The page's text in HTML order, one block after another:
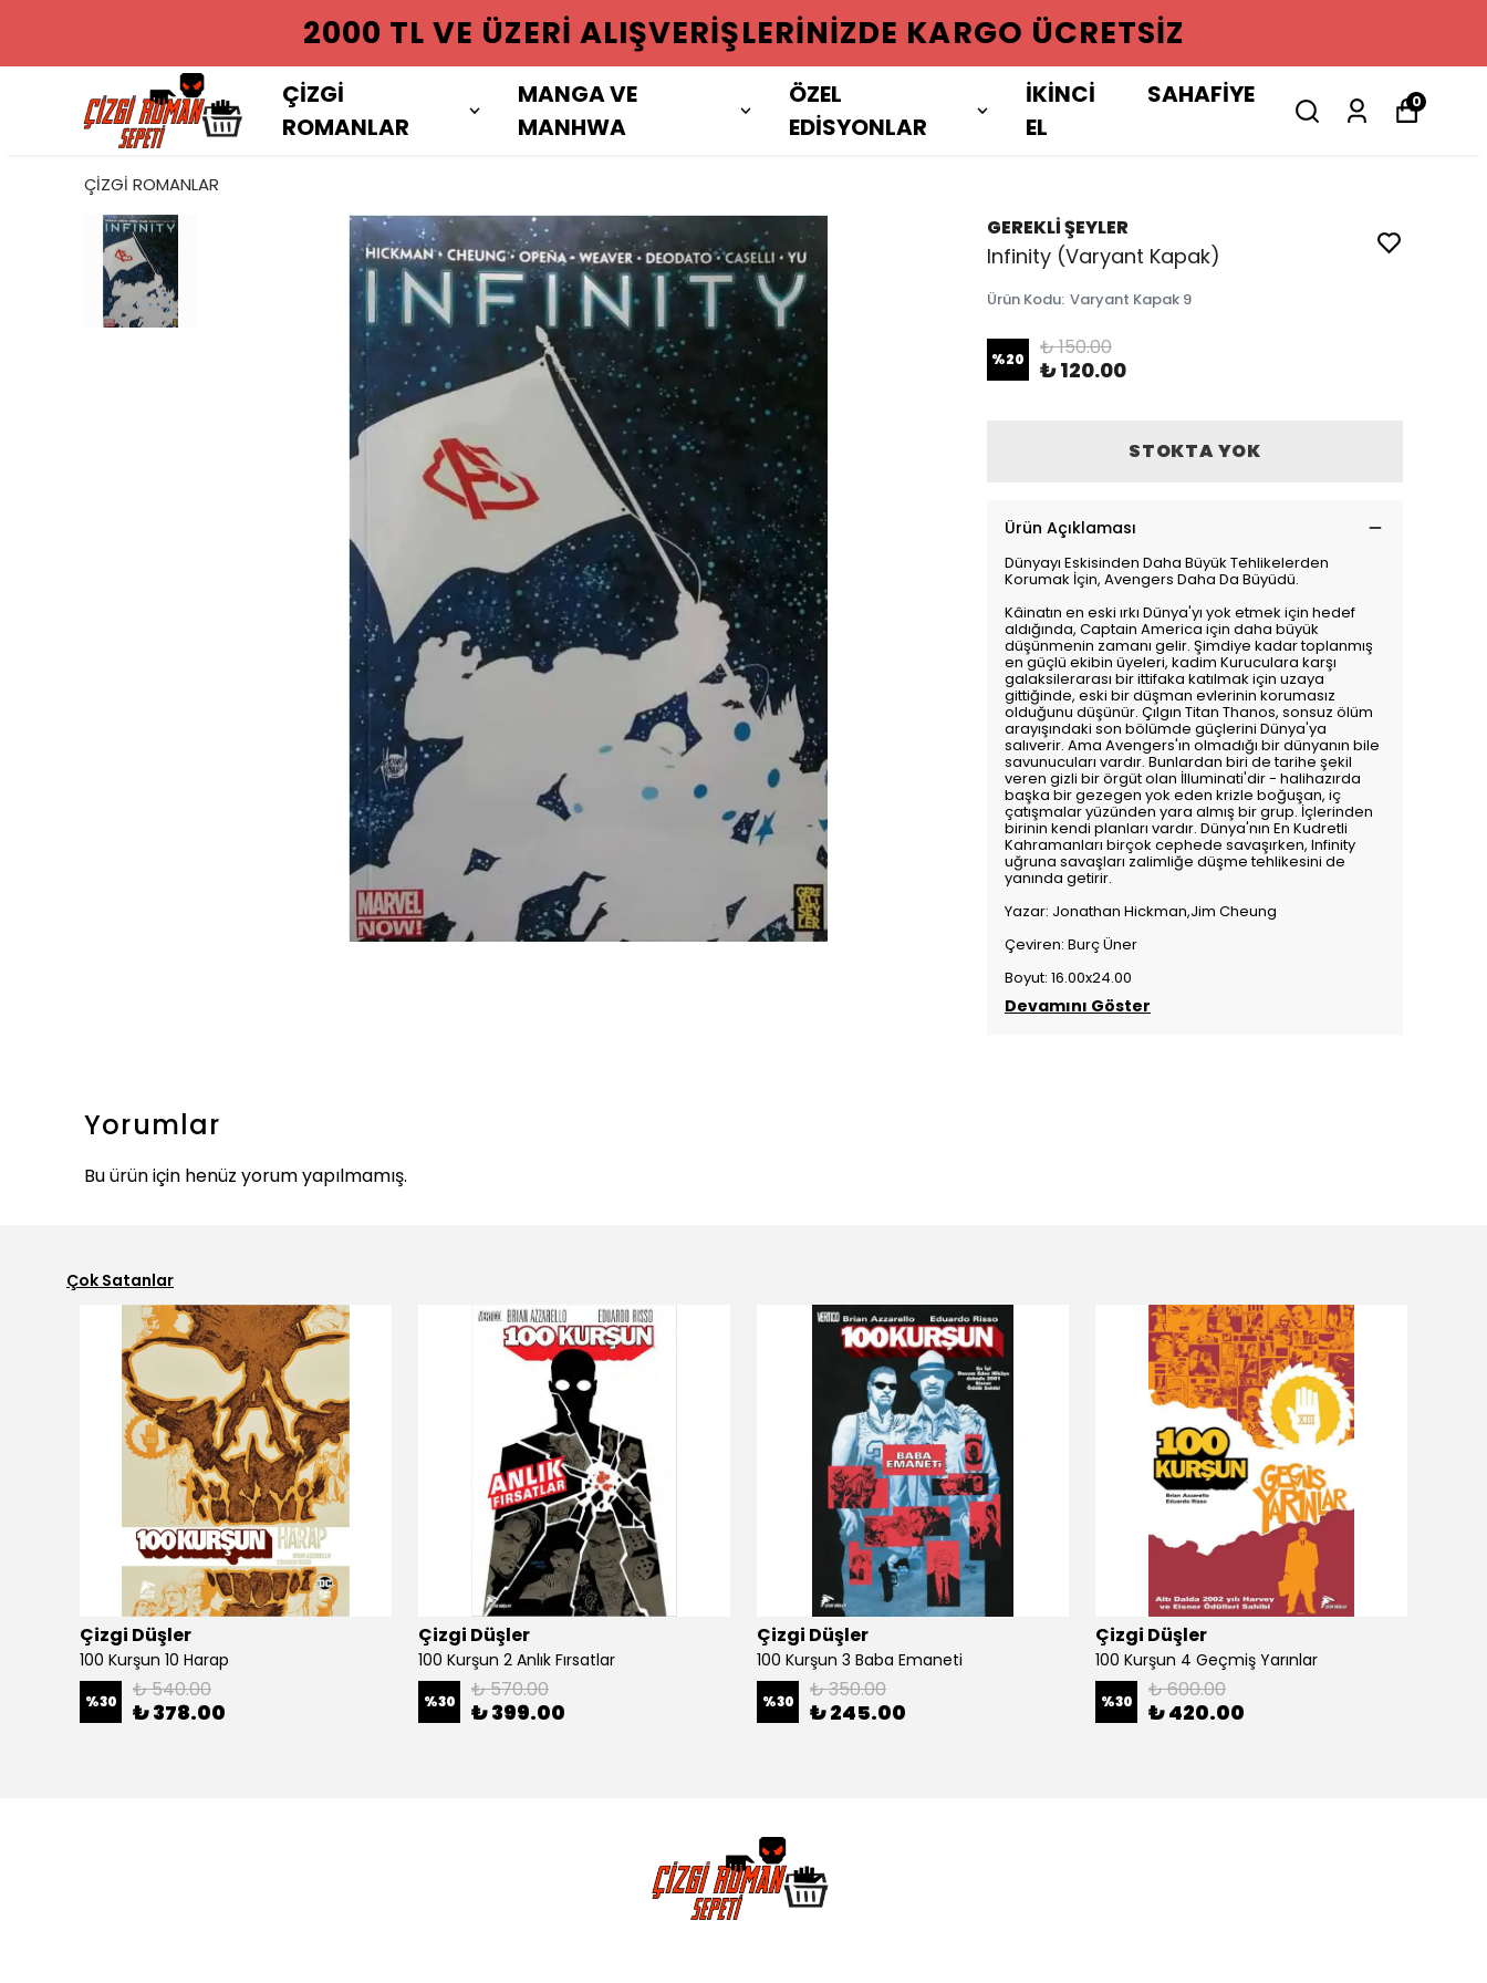
2000 TL VE ÜZERI ALIŞVERIŞLERINIZDE KARGO ÜCRETSIZ
ÇİZGİ
ROMANLAR
MANGA VE
MANHWA
ÖZEL
EDİSYONLAR
İKİNCİ
EL
SAHAFİYE 0
ÇİZGİ ROMANLAR
GEREKLİ ŞEYLER
Infinity (Varyant Kapak)
Ürün Kodu: Varyant Kapak 9
%20 ₺ 150.00
₺ 120.00
STOKTA YOK
Ürün Açıklaması
Dünyayı Eskisinden Daha Büyük Tehlikelerden
Korumak İçin, Avengers Daha Da Büyüdü.
Kâinatın en eski ırkı Dünya'yı yok etmek için hedef
aldığında, Captain America için daha büyük
düşünmenin zamanı gelir. Şimdiye kadar toplanmış
en güçlü ekibin üyeleri, kadim Kuruculara karşı
galaksilerarası bir ittifaka katılmak için uzaya
gittiğinde, eski bir düşman evlerinin korumasız
olduğunu düşünür. Çılgın Titan Thanos, sonsuz ölüm
arayışındaki son bölümde güçlerini Dünya'ya
salıverir. Ama Avengers'ın olmadığı bir dünyanın bile
savunucuları vardır. Bunlardan biri de tarihe şekil
veren gizli bir örgüt olan İlluminati'dir - halihazırda
başka bir gezegen yok eden krizle boğuşan, iç
çatışmalar yüzünden yara almış bir grup. İçlerinden
birinin kendi planları vardır. Dünya'nın En Kudretli
Kahramanları birçok cephede savaşırken, Infinity
uğruna savaşları zalimliğe düşme tehlikesini de
yanında getirir.
Yazar: Jonathan Hickman,Jim Cheung
Çeviren: Burç Üner
Boyut: 16.00x24.00
Devamını Göster
Yorumlar
Bu ürün için henüz yorum yapılmamış.
Çok Satanlar
Çizgi Düşler
100 Kurşun 10 Harap
%30 ₺ 540.00
₺ 378.00
Çizgi Düşler
100 Kurşun 2 Anlık Fırsatlar
%30 ₺ 570.00
₺ 399.00
Çizgi Düşler
100 Kurşun 3 Baba Emaneti
%30 ₺ 350.00
₺ 245.00
Çizgi Düşler
100 Kurşun 4 Geçmiş Yarınlar
%30 ₺ 600.00
₺ 420.00